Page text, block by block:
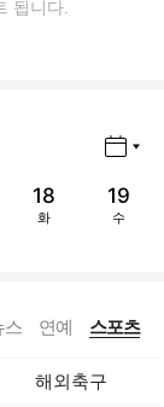
됩니다.
18
화
19
수
스 연예 스포츠
해외축구